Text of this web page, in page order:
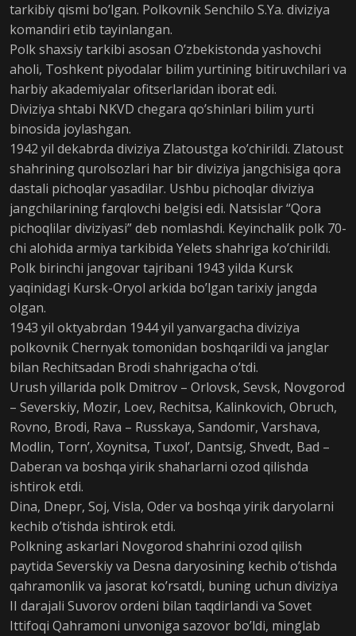
tarkibiy qismi bo’lgan. Polkovnik Senchilo S.Ya. diviziya
komandiri etib tayinlangan.
Polk shaxsiy tarkibi asosan O’zbekistonda yashovchi
aholi, Toshkent piyodalar bilim yurtining bitiruvchilari va
harbiy akademiyalar ofitserlaridan iborat edi.
Diviziya shtabi NKVD chegara qo’shinlari bilim yurti
binosida joylashgan.
1942 yil dekabrda diviziya Zlatoustga ko’chirildi. Zlatoust
shahrining qurolsozlari har bir diviziya jangchisiga qora
dastali pichoqlar yasadilar. Ushbu pichoqlar diviziya
jangchilarining farqlovchi belgisi edi. Natsislar “Qora
pichoqlilar diviziyasi” deb nomlashdi. Keyinchalik polk 70-
chi alohida armiya tarkibida Yelets shahriga ko’chirildi.
Polk birinchi jangovar tajribani 1943 yilda Kursk
yaqinidagi Kursk-Oryol arkida bo’lgan tarixiy jangda
olgan.
1943 yil oktyabrdan 1944 yil yanvargacha diviziya
polkovnik Chernyak tomonidan boshqarildi va janglar
bilan Rechitsadan Brodi shahrigacha o’tdi.
Urush yillarida polk Dmitrov – Orlovsk, Sevsk, Novgorod
– Severskiy, Mozir, Loev, Rechitsa, Kalinkovich, Obruch,
Rovno, Brodi, Rava – Russkaya, Sandomir, Varshava,
Modlin, Torn’, Xoynitsa, Tuxol’, Dantsig, Shvedt, Bad –
Daberan va boshqa yirik shaharlarni ozod qilishda
ishtirok etdi.
Dina, Dnepr, Soj, Visla, Oder va boshqa yirik daryolarni
kechib o’tishda ishtirok etdi.
Polkning askarlari Novgorod shahrini ozod qilish
paytida Severskiy va Desna daryosining kechib o’tishda
qahramonlik va jasorat ko’rsatdi, buning uchun diviziya
II darajali Suvorov ordeni bilan taqdirlandi va Sovet
Ittifoqi Qahramoni unvoniga sazovor bo’ldi, minglab